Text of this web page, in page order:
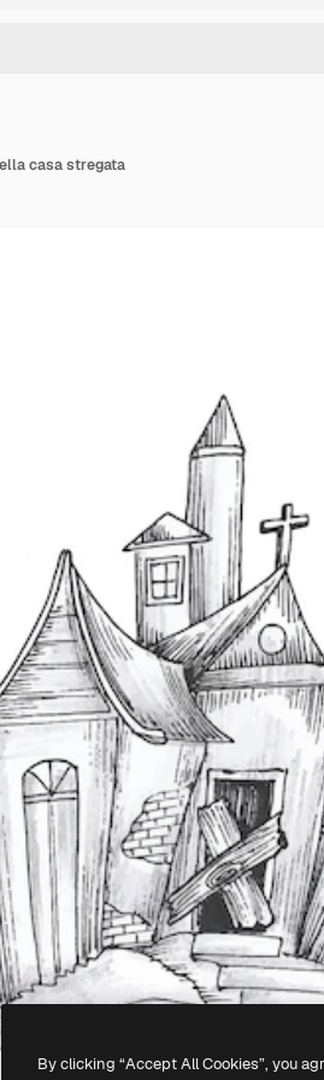
casa stregata
By clicking “Accept All Cookies”, you